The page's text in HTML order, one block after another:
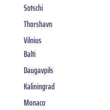
Sotschi
Thorshavn
Vilnius
Balti
Daugavpils
Kaliningrad
Monaco